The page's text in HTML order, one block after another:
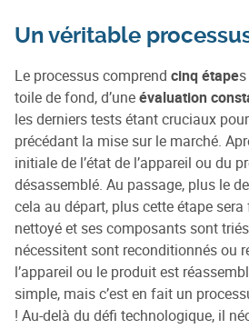
Un véritable
Le processus comprend cinq étape
toile de fond, d’uneévaluation
les derniers tests étant cruciaux
précédant la mise sur le marché.
initiale de l’état de l’appareil ou du
désassemblé. Au passage, plus le
cela au départ, plus cette étape
nettoyé et ses composants sont
nécessitent sont reconditionnés ou
l’appareil ou le produit est
simple, mais c’est en fait un
! Au-delà du défi technologique, il